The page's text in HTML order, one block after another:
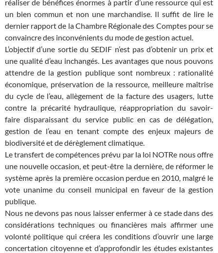
réaliser de bénéfices énormes à partir d’une ressource qui est
un bien commun et non une marchandise. Il suffit de lire le
dernier rapport de la Chambre Régionale des Comptes pour se
convaincre des inconvénients du mode de gestion actuel.
L’objectif d’une sortie du SEDIF n’est pas d’obtenir un prix et
une qualité d’eau inchangés. Les avantages que nous pouvons
attendre de la gestion publique sont nombreux : rationalité
économique, préservation de la ressource, meilleure maîtrise
du cycle de l’eau, allègement de la facture des usagers, lutte
contre la précarité hydraulique, réappropriation du savoir-
faire disparaissant du service public en cas de délégation,
gestion de l’eau en tenant compte des enjeux majeurs de
biodiversité et de dérèglement climatique.
Le transfert de compétences prévu par la loi NOTRe nous offre
une nouvelle occasion, et peut-être la dernière, de réformer le
système après la première occasion perdue en 2010, malgré le
vote unanime du conseil municipal en faveur de la gestion
publique.
Nous ne devons pas nous laisser enfermer à ce stade dans des
considérations techniques ou financières mais affirmer une
volonté politique qui créera les conditions d’ouvrir une large
concertation citoyenne et d’approfondir les études existantes